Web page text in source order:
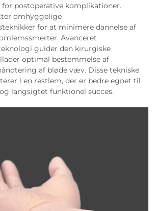
for postoperative komplikationer.
omhyggelige
for at minimere dannelse af
Avanceret
guider den kirurgiske
optimal bestemmelse af
af bløde væv. Disse tekniske
i en restlem, der er bedre egnet til
langsigtet funktionel succes.